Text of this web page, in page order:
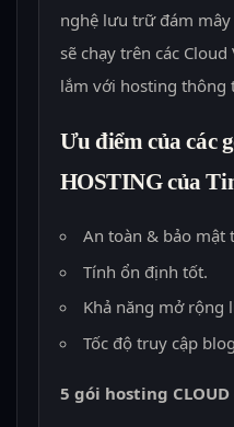
nghệ lưu trữ đám
sẽ chạy trên các
lắm với hosting thông
Ưu điểm của các
HOSTING của
An toàn & bảo mật
Tính ổn định tốt.
Khả năng mở rộng
Tốc độ truy cập
5 gói hosting